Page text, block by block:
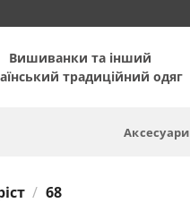
Вишиванки та інший
традиційний одяг
Аксесуари
/ 68